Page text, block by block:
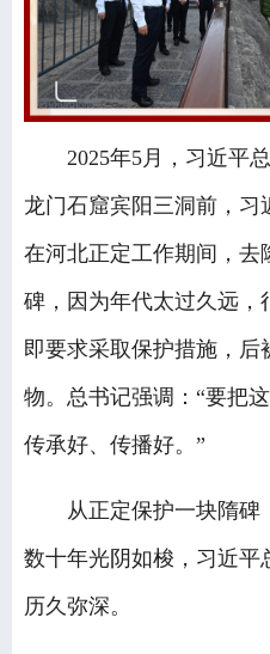
2025年5月，习近平总
龙门石窟宾阳三洞前，
在河北正定工作期间，去
碑，因为年代太过久远，
即要求采取保护措施，后
物。总书记强调：“要把
传承好、传播好。”
从正定保护一块隋碑
数十年光阴如梭，习近平
历久弥深。